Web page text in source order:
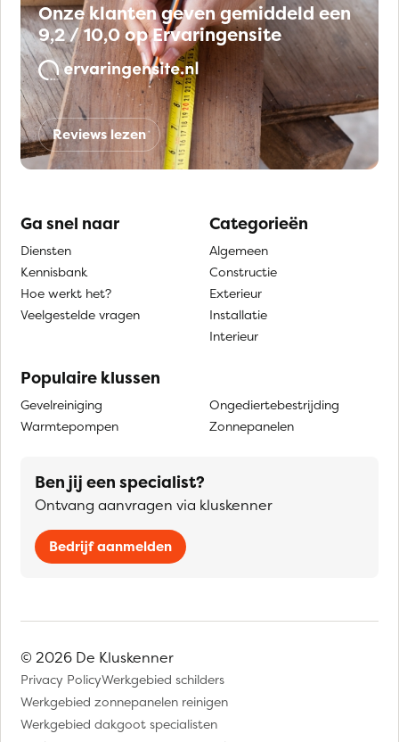
Onze klanten geven gemiddeld een
9,2 / 10,0 op Ervaringensite
Reviews lezen
Ga snel naar
Diensten
Kennisbank
Hoe werkt het?
Veelgestelde vragen
Categorieën
Algemeen
Constructie
Exterieur
Installatie
Interieur
Populaire klussen
Gevelreiniging
Warmtepompen
Ongediertebestrijding
Zonnepanelen
Ben jij een specialist?
Ontvang aanvragen via kluskenner
Bedrijf aanmelden
© 2026 De Kluskenner
Privacy PolicyWerkgebied schilders
Werkgebied zonnepanelen reinigen
Werkgebied dakgoot specialisten